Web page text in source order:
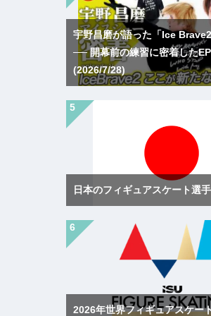
宇野昌磨が語った「Ice
── 開幕前の練習に密着した
(2026/7/28)
日本のフィギュアスケート選
2026年世界フィギュアスケー